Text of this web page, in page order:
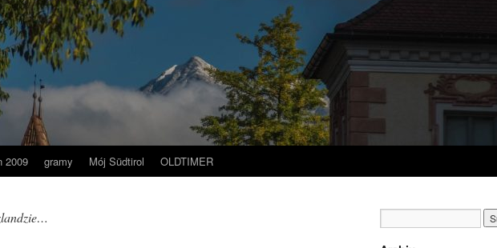
2009 gramy Mój Südtirol OLDTIMER